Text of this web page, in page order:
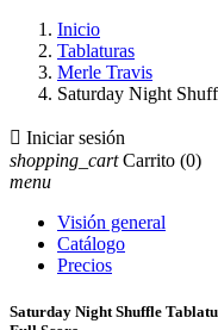
Inicio
Tablaturas
Merle Travis
Saturday Night
 Iniciar sesión
shopping_cart Carrito (0)
menu
Visión general
Catálogo
Precios
Saturday Night Shuffle